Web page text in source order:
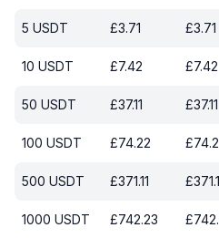
5 USDT £3.71 £3.71
10 USDT £7.42 £7.42
50 USDT £37.11 £37.11
100 USDT £74.22 £
500 USDT £371.11 £
1000 USDT £742.23 £